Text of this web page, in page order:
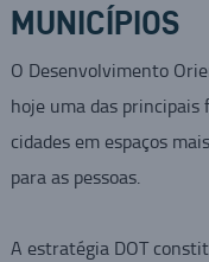
MUNICÍPIOS
O Desenvolvimento
hoje uma das
cidades em espaços
para as pessoas.
A estratégia DOT